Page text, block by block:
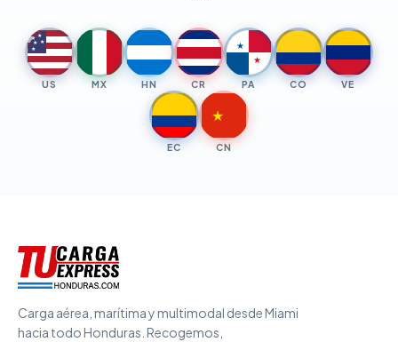
★ ★
★ ★
★
US MX HN CR
★
★
PA CO VE
EC
★
CN
Carga aérea, marítima y multimodal desde Miami
hacia todo Honduras. Recogemos,